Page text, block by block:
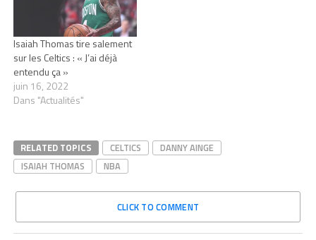
Isaiah Thomas tire salement
sur les Celtics : « J’ai déjà
entendu ça »
juin 16, 2022
Dans "Actualités"
RELATED TOPICS CELTICS
DANNY AINGE
ISAIAH THOMAS
NBA
CLICK TO COMMENT